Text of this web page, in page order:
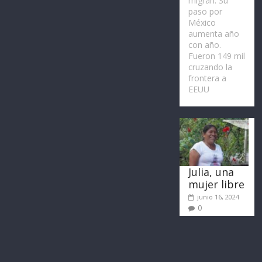
paso por
México
aumenta año
con año.
Fueron 149 mil
cruzando la
frontera a
EEUU
Julia, una
mujer libre
junio 16, 2024
0